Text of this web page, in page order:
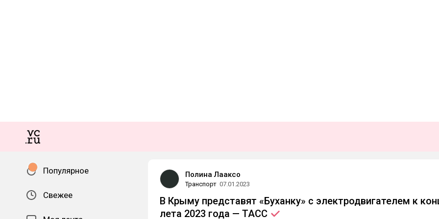
Популярное
Свежее
Полина Лааксо
Транспорт 07.01.2023
В Крыму представят «Буханку» с электродвигателем к
лета 2023 года — ТАСС